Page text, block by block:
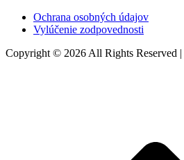
Ochrana osobných údajov
Vylúčenie zodpovednosti
Copyright © 2026 All Rights Reserved |